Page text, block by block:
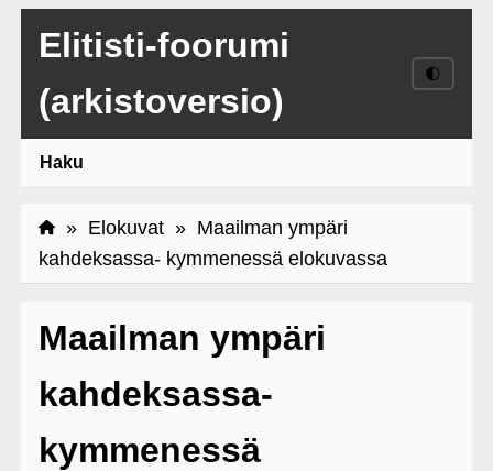
Elitisti-foorumi
(arkistoversio)
🌓
Haku
» Elokuvat» Maailman ympäri
kahdeksassa- kymmenessä elokuvassa
Maailman ympäri
kahdeksassa-
kymmenessä